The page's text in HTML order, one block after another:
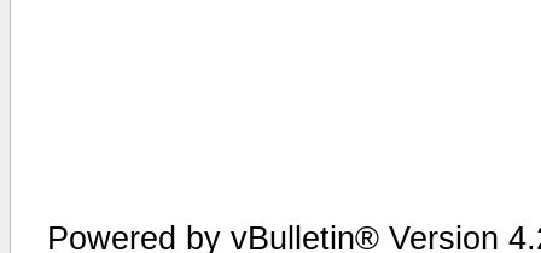
Powered by vBulletin® Version